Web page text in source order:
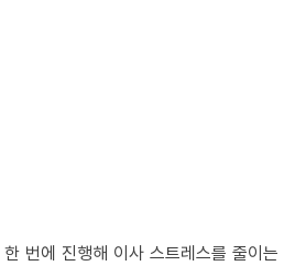
번에 진행해 이사 스트레스를 줄이는